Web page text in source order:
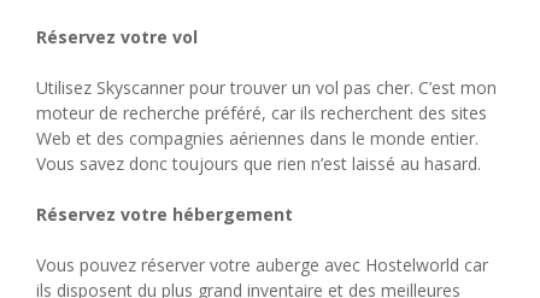
Réservez votre vol
Utilisez Skyscanner pour trouver un vol pas cher. C’est mon
moteur de recherche préféré, car ils recherchent des sites
Web et des compagnies aériennes dans le monde entier.
Vous savez donc toujours que rien n’est laissé au hasard.
Réservez votre hébergement
Vous pouvez réserver votre auberge avec Hostelworld car
ils disposent du plus grand inventaire et des meilleures